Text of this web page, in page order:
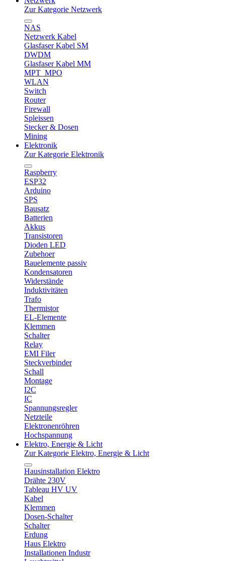
Zur Kategorie Netzwerk
NAS
Netzwerk Kabel
Glasfaser Kabel SM
DWDM
Glasfaser Kabel MM
MPT_MPO
WLAN
Switch
Router
Firewall
Spleissen
Stecker & Dosen
Mining
Elektronik
Zur Kategorie Elektronik
Raspberry
ESP32
Arduino
SPS
Bausatz
Batterien
Akkus
Transistoren
Dioden LED
Zubehoer
Bauelemente passiv
Kondensatoren
Widerstände
Induktivitäten
Trafo
Thermistor
EL-Elemente
Klemmen
Schalter
Relay
EMI Filer
Steckverbinder
Schall
Montage
I2C
IC
Spannungsregler
Netzteile
Elektronenröhren
Hochspannung
Elektro, Energie & Licht
Zur Kategorie Elektro, Energie & Licht
Hausinstallation Elektro
Drähte 230V
Tableau HV UV
Kabel
Klemmen
Dosen-Schalter
Schalter
Erdung
Haus Elektro
Installationen Industr